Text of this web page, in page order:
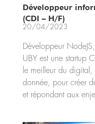
Développeur
(CDI – H/F)
20/04/2023
Développeur
UBY est une startup
le meilleur du
donnée, pour créer
et répondant aux